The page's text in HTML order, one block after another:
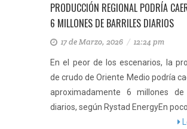
PRODUCCIÓN REGIONAL PODRÍA
6 MILLONES DE BARRILES DIARIOS
17 de Marzo, 2026 / 12:24 pm
En el peor de los escenarios, la
de crudo de Oriente Medio podría
aproximadamente 6 millones de
diarios, según Rystad EnergyEn